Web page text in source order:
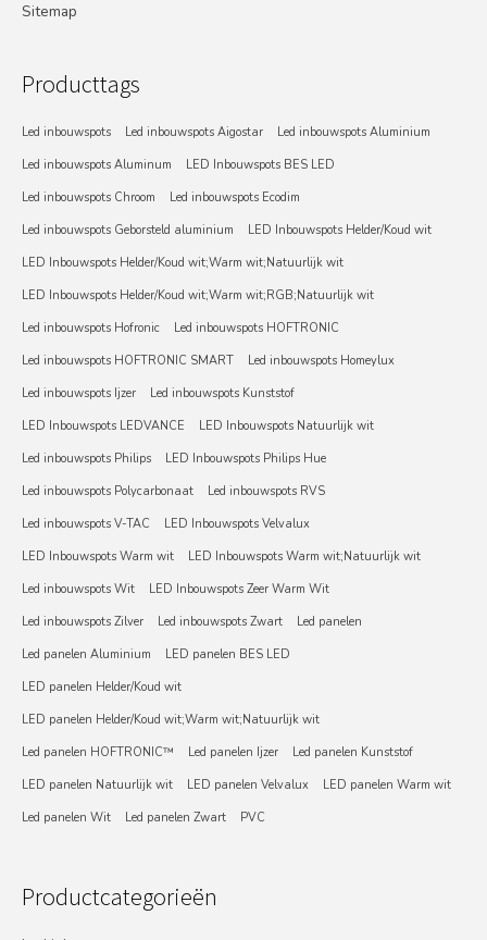
Sitemap
Producttags
Led inbouwspots Led inbouwspots Aigostar
Led inbouwspots Aluminium
Led inbouwspots Aluminum
LED Inbouwspots BES LED
Led inbouwspots Chroom
Led inbouwspots Ecodim
Led inbouwspots Geborsteld aluminium
LED Inbouwspots Helder/Koud wit
LED Inbouwspots Helder/Koud wit;Warm wit;Natuurlijk wit
LED Inbouwspots Helder/Koud wit;Warm wit;RGB;Natuurlijk wit
Led inbouwspots Hofronic
Led inbouwspots HOFTRONIC
Led inbouwspots HOFTRONIC SMART
Led inbouwspots Homeylux
Led inbouwspots Ijzer
Led inbouwspots Kunststof
LED Inbouwspots LEDVANCE
LED Inbouwspots Natuurlijk wit
Led inbouwspots Philips
LED Inbouwspots Philips Hue
Led inbouwspots Polycarbonaat
Led inbouwspots RVS
Led inbouwspots V-TAC
LED Inbouwspots Velvalux
LED Inbouwspots Warm wit
LED Inbouwspots Warm wit;Natuurlijk wit
Led inbouwspots Wit
LED Inbouwspots Zeer Warm Wit
Led inbouwspots Zilver
Led inbouwspots Zwart
Led panelen
Led panelen Aluminium
LED panelen BES LED
LED panelen Helder/Koud wit
LED panelen Helder/Koud wit;Warm wit;Natuurlijk wit
Led panelen HOFTRONIC™
Led panelen Ijzer
Led panelen Kunststof
LED panelen Natuurlijk wit
LED panelen Velvalux
LED panelen Warm wit
Led panelen Wit
Led panelen Zwart PVC
Productcategorieën